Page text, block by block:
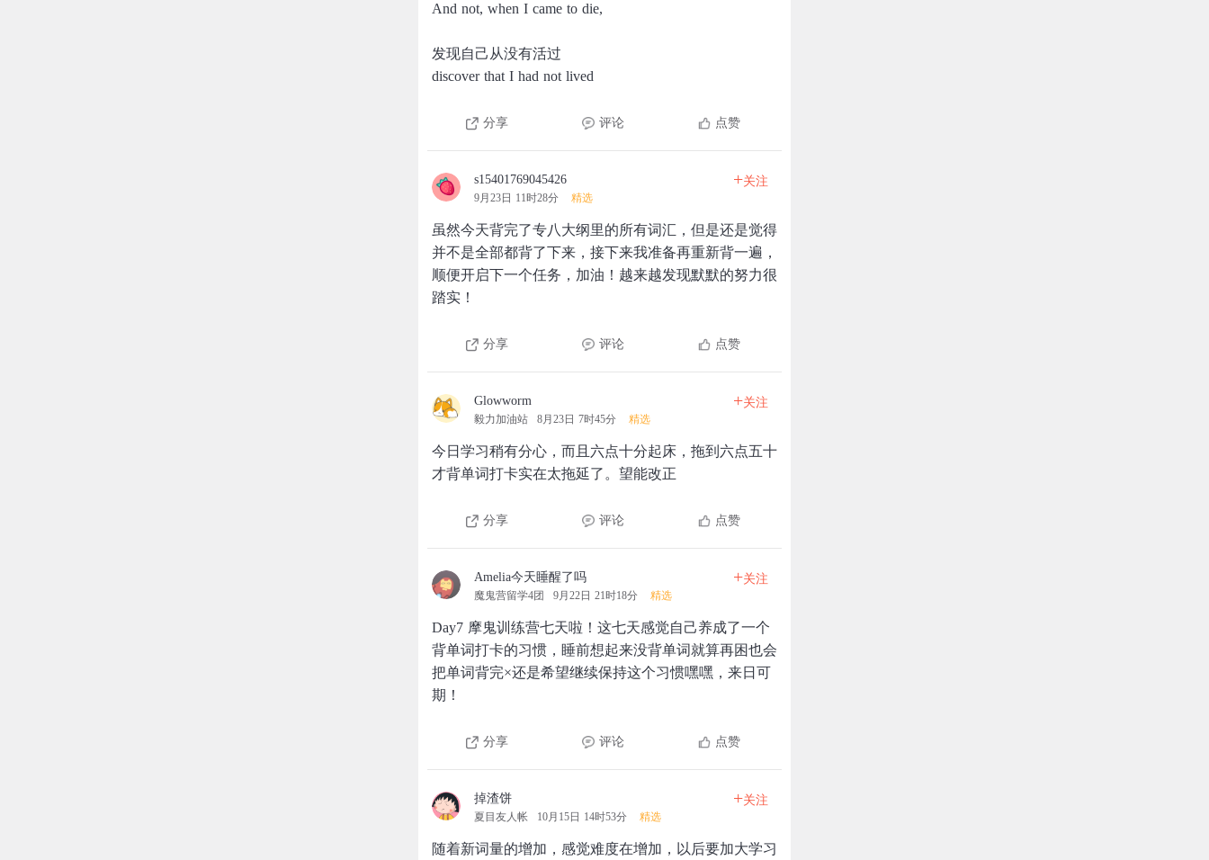
And not, when I came to die,
发现自己从没有活过
discover that I had not lived
分享 评论 点赞
s15401769045426
9月23日 11时28分 精选
+关注
虽然今天背完了专八大纲里的所有词汇，但是还是觉得
并不是全部都背了下来，接下来我准备再重新背一遍，
顺便开启下一个任务，加油！越来越发现默默的努力很
踏实！
分享 评论 点赞
Glowworm
毅力加油站 8月23日 7时45分 精选
+关注
今日学习稍有分心，而且六点十分起床，拖到六点五十
才背单词打卡实在太拖延了。望能改正
分享 评论 点赞
Amelia今天睡醒了吗
魔鬼营留学4团 9月22日 21时18分 精选
+关注
Day7 摩鬼训练营七天啦！这七天感觉自己养成了一个
背单词打卡的习惯，睡前想起来没背单词就算再困也会
把单词背完×还是希望继续保持这个习惯嘿嘿，来日可
期！
分享 评论 点赞
掉渣饼
夏目友人帐 10月15日 14时53分 精选
+关注
随着新词量的增加，感觉难度在增加，以后要加大学习